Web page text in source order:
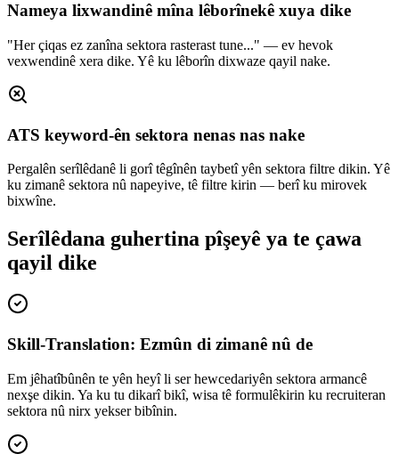
Nameya lixwandinê mîna lêborînekê xuya dike
"Her çiqas ez zanîna sektora rasterast tune..." — ev hevok
vexwendinê xera dike. Yê ku lêborîn dixwaze qayil nake.
ATS keyword-ên sektora nenas nas nake
Pergalên serîlêdanê li gorî têgînên taybetî yên sektora filtre dikin. Yê
ku zimanê sektora nû napeyive, tê filtre kirin — berî ku mirovek
bixwîne.
Serîlêdana guhertina pîşeyê ya te çawa
qayil dike
Skill-Translation: Ezmûn di zimanê nû de
Em jêhatîbûnên te yên heyî li ser hewcedariyên sektora armancê
nexşe dikin. Ya ku tu dikarî bikî, wisa tê formulêkirin ku recruiteran
sektora nû nirx yekser bibînin.